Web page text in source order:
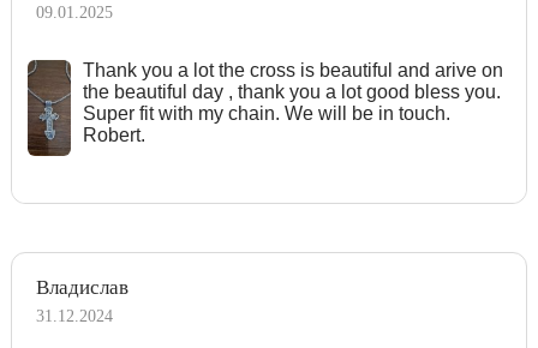
09.01.2025
Тhank you a lot the cross is beautiful and arive on
the beautiful day , thank you a lot good bless you.
Super fit with my chain. We will be in touch.
Robert.
Владислав
31.12.2024